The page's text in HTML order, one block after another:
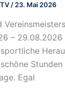
/ 23. Mai 2026
–
Egal